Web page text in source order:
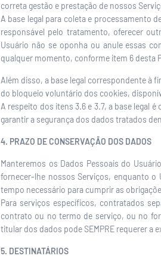
correta gestão e prestação de nossos
A base legal para coleta e processamento
responsável pelo tratamento, oferecer
Usuário não se oponha ou anule essas
qualquer momento, conforme item 6 desta
Além disso, a base legal correspondente à
do bloqueio voluntário dos cookies,
A respeito dos itens 3.6 e 3.7, a base legal
garantir a segurança dos dados tratados
4. PRAZO DE CONSERVAÇÃO DOS DADOS
Manteremos os Dados Pessoais do
fornecer-lhe nossos Serviços, enquanto
tempo necessário para cumprir as
Para serviços específicos, contratados
contrato ou no termo de serviço, ou no
titular dos dados pode SEMPRE requerer a
5. DESTINATÁRIOS